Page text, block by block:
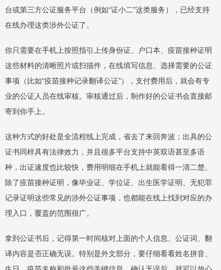
台或第三方公证服务平台（例如“证小二”这类服务），已经支持
在线办理这类涉外公证了。
你只需要在手机上按照指引上传身份证、户口本、疫苗接种证明
这些材料的清晰照片或扫描件，在线填写信息、选择需要的公证
事项（比如“疫苗接种记录翻译公证”），支付费用后，就会有专
业的公证人员在线审核。审核通过后，制作好的公证书会直接邮
寄到你手上。
这种方式的好处是全流程线上完成，省去了来回奔波；出具的公
证书同样具有法律效力，并且很多平台支持中英双语甚至多语
种，出证速度也比较快，费用明细在手机上就能看得一清二楚。
除了疫苗接种证明，像毕业证、学位证、出生医学证明、无犯罪
记录证明这些常见的涉外公证事项，也都能在线上找到对应的办
理入口，覆盖的范围很广。
拿到公证书后，记得第一时间核对上面的个人信息、公证词、翻
译内容是否正确无误。特别是外文部分，要仔细看看姓名拼音、